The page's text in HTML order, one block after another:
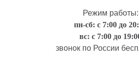
Режим работы:
пн-сб: с 7:00 до
вс: с 7:00 до
звонок по России